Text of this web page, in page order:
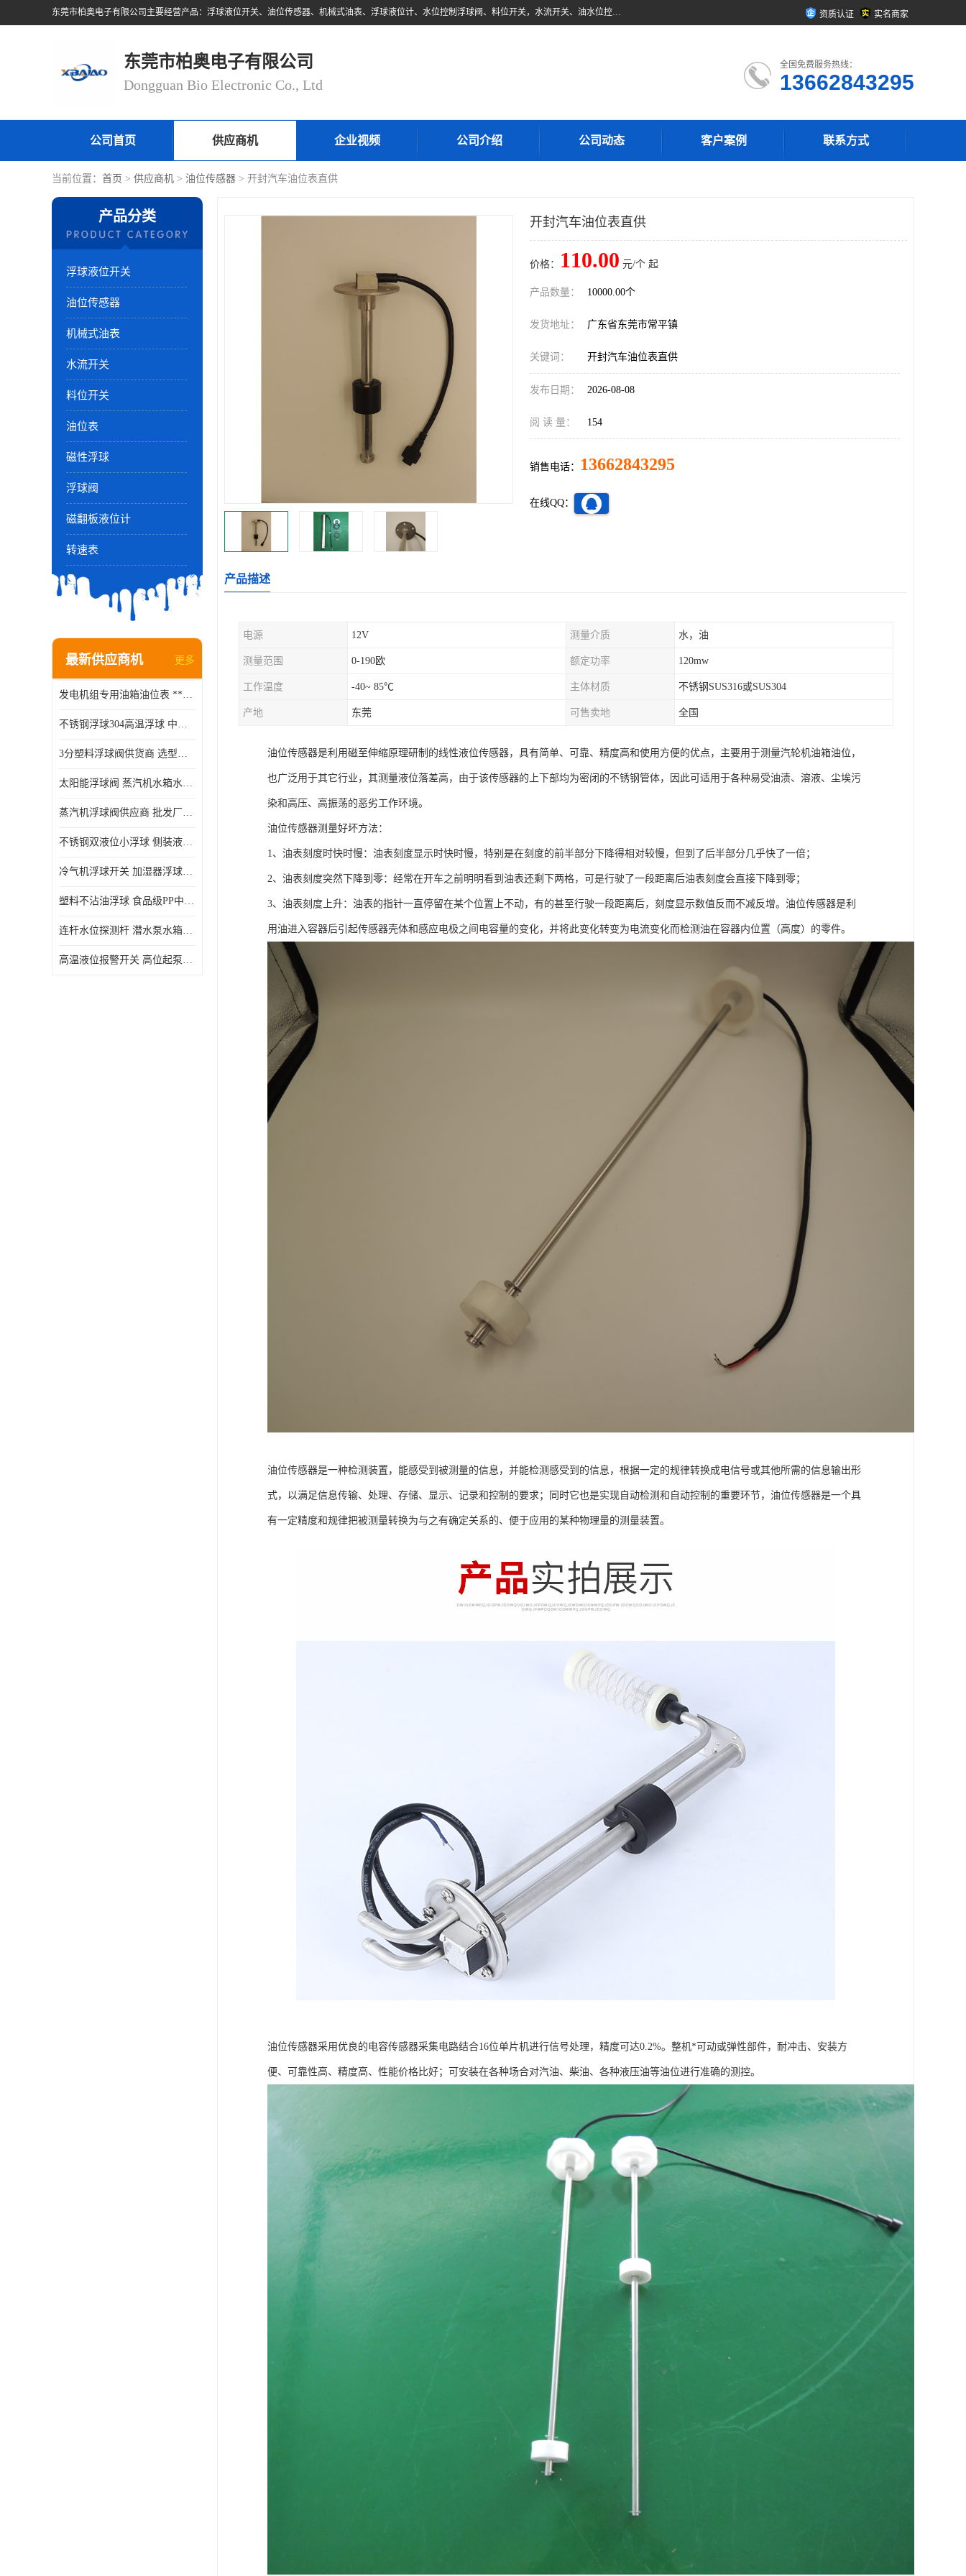
东莞市柏奥电子有限公司主要经营产品：浮球液位开关、油位传感器、机械式油表、浮球液位计、水位控制浮球阀、料位开关，水流开关、油水位控制配套仪表等。柏奥电子，您可信赖的合作伙伴 资质认证 实名商家
东莞市柏奥电子有限公司
Dongguan Bio Electronic Co., Ltd
全国免费服务热线：
13662843295
公司首页 供应商机 企业视频 公司介绍 公司动态 客户案例 联系方式
当前位置： 首页 > 供应商机 > 油位传感器 > 开封汽车油位表直供
产品分类
浮球液位开关
油位传感器
机械式油表
水流开关
料位开关
油位表
磁性浮球
浮球阀
磁翻板液位计
转速表
最新供应商机 更多
发电机组专用油箱油位表 **指针式机械式油表
不锈钢浮球304高温浮球 中空磁性浮球 规格齐全
3分塑料浮球阀供货商 选型说明
太阳能浮球阀 蒸汽机水箱水位控制阀 规格齐全
蒸汽机浮球阀供应商 批发厂家 支持定制
不锈钢双液位小浮球 侧装液位开关 金属304/316材质
冷气机浮球开关 加湿器浮球磁环 闪电发货
塑料不沾油浮球 食品级PP中空浮球302514
连杆水位探测杆 潜水泵水箱水位控制器 非标定制
高温液位报警开关 高位起泵低水位停泵 不锈钢浮球开关
开封汽车油位表直供
价格： 110.00 元/个 起
产品数量： 10000.00个
发货地址： 广东省东莞市常平镇
关键词： 开封汽车油位表直供
发布日期： 2026-08-08
阅 读 量： 154
销售电话： 13662843295
在线QQ：
产品描述
电源 12V 测量介质 水，油
测量范围 0-190欧 额定功率 120mw
工作温度 -40~ 85℃ 主体材质 不锈钢SUS316或SUS304
产地 东莞 可售卖地 全国
油位传感器是利用磁至伸缩原理研制的线性液位传感器，具有简单、可靠、精度高和使用方便的优点，主要用于测量汽轮机油箱油位，
也广泛用于其它行业，其测量液位落差高，由于该传感器的上下部均为密闭的不锈钢管体，因此可适用于各种易受油渍、溶液、尘埃污
染和高压、高振荡的恶劣工作环境。
油位传感器测量好坏方法：
1、油表刻度时快时慢：油表刻度显示时快时慢，特别是在刻度的前半部分下降得相对较慢，但到了后半部分几乎快了一倍；
2、油表刻度突然下降到零：经常在开车之前明明看到油表还剩下两格，可是行驶了一段距离后油表刻度会直接下降到零；
3、油表刻度上升：油表的指针一直停留在某个位置上不动，有的甚至行驶一段距离后，刻度显示数值反而不减反增。油位传感器是利
用油进入容器后引起传感器壳体和感应电极之间电容量的变化，并将此变化转变为电流变化而检测油在容器内位置（高度）的零件。
油位传感器是一种检测装置，能感受到被测量的信息，并能检测感受到的信息，根据一定的规律转换成电信号或其他所需的信息输出形
式，以满足信息传输、处理、存储、显示、记录和控制的要求；同时它也是实现自动检测和自动控制的重要环节，油位传感器是一个具
有一定精度和规律把被测量转换为与之有确定关系的、便于应用的某种物理量的测量装置。
油位传感器采用优良的电容传感器采集电路结合16位单片机进行信号处理，精度可达0.2%。整机*可动或弹性部件，耐冲击、安装方
便、可靠性高、精度高、性能价格比好；可安装在各种场合对汽油、柴油、各种液压油等油位进行准确的测控。